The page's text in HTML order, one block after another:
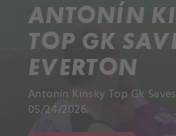
ANTONÍN
TOP GK
EVERTON
Antonín Kinsky Top Gk
05/24/2026.